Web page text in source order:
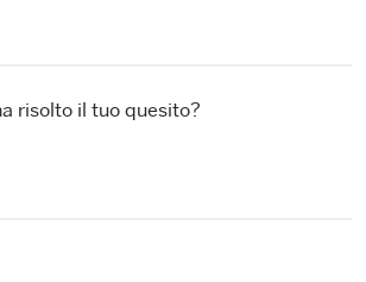
risolto il tuo quesito?